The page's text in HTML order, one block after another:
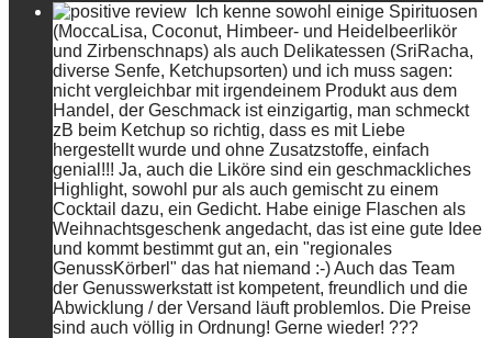
Ich kenne sowohl einige Spirituosen
(MoccaLisa, Coconut, Himbeer- und Heidelbeerlikör
und Zirbenschnaps) als auch Delikatessen (SriRacha,
diverse Senfe, Ketchupsorten) und ich muss sagen:
nicht vergleichbar mit irgendeinem Produkt aus dem
Handel, der Geschmack ist einzigartig, man schmeckt
zB beim Ketchup so richtig, dass es mit Liebe
hergestellt wurde und ohne Zusatzstoffe, einfach
genial!!! Ja, auch die Liköre sind ein geschmackliches
Highlight, sowohl pur als auch gemischt zu einem
Cocktail dazu, ein Gedicht. Habe einige Flaschen als
Weihnachtsgeschenk angedacht, das ist eine gute Idee
und kommt bestimmt gut an, ein "regionales
GenussKörberl" das hat niemand :-) Auch das Team
der Genusswerkstatt ist kompetent, freundlich und die
Abwicklung / der Versand läuft problemlos. Die Preise
sind auch völlig in Ordnung! Gerne wieder! ???